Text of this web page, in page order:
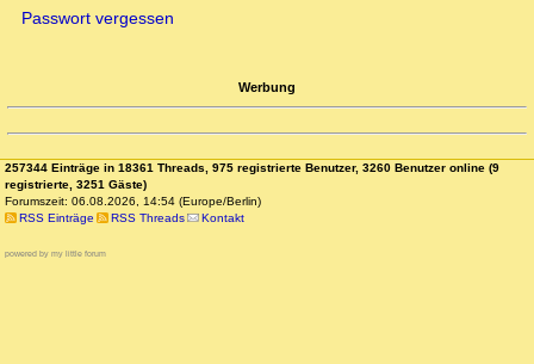
Passwort vergessen
Werbung
257344 Einträge in 18361 Threads, 975 registrierte Benutzer, 3260 Benutzer online (9
registrierte, 3251 Gäste)
Forumszeit: 06.08.2026, 14:54 (Europe/Berlin)
RSS Einträge
RSS Threads Kontakt
powered by my little forum